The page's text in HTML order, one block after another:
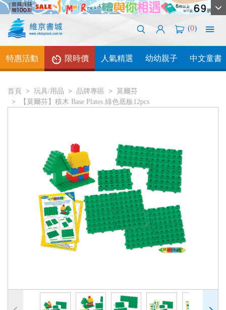
(0)
特惠活動 限時價 人氣精選 幼幼親子 中文童書
首頁 玩具/用品 品牌專區
莫爾芬
【莫爾芬】積木 Base Plates 綠色底板12pcs